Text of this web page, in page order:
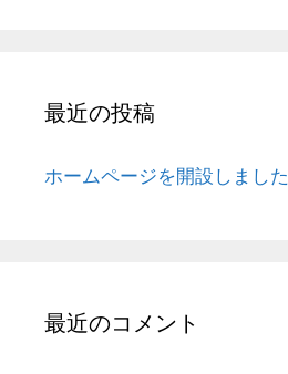
最近の投稿
ホームページを開設しました
最近のコメント